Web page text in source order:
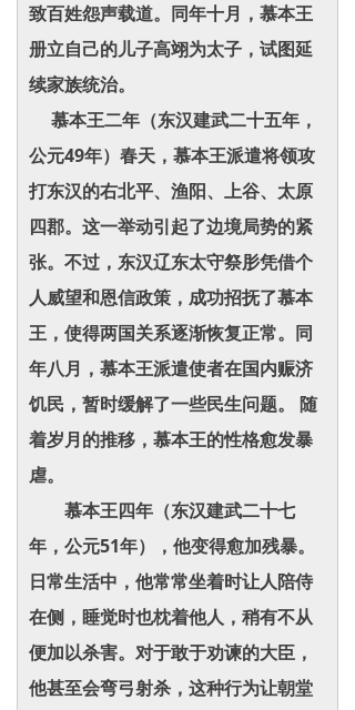
致百姓怨声载道。同年十月，慕本王
册立自己的儿子高翊为太子，试图延
续家族统治。
慕本王二年（东汉建武二十五年，
公元49年）春天，慕本王派遣将领攻
打东汉的右北平、渔阳、上谷、太原
四郡。这一举动引起了边境局势的紧
张。不过，东汉辽东太守祭肜凭借个
人威望和恩信政策，成功招抚了慕本
王，使得两国关系逐渐恢复正常。同
年八月，慕本王派遣使者在国内赈济
饥民，暂时缓解了一些民生问题。 随
着岁月的推移，慕本王的性格愈发暴
虐。
慕本王四年（东汉建武二十七
年，公元51年），他变得愈加残暴。
日常生活中，他常常坐着时让人陪侍
在侧，睡觉时也枕着他人，稍有不从
便加以杀害。对于敢于劝谏的大臣，
他甚至会弯弓射杀，这种行为让朝堂